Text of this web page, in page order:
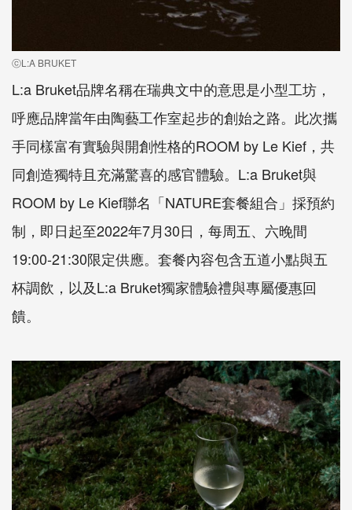
ⓒL:A BRUKET
L:a Bruket品牌名稱在瑞典文中的意思是小型工坊，
呼應品牌當年由陶藝工作室起步的創始之路。此次攜
手同樣富有實驗與開創性格的ROOM by Le Kief，共
同創造獨特且充滿驚喜的感官體驗。L:a Bruket與
ROOM by Le Kief聯名「NATURE套餐組合」採預約
制，即日起至2022年7月30日，每周五、六晚間
19:00-21:30限定供應。套餐內容包含五道小點與五
杯調飲，以及L:a Bruket獨家體驗禮與專屬優惠回
饋。